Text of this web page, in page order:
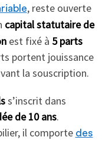
, reste ouverte
capital statutaire de
est fixé à 5 parts
portent jouissance
la souscription.
s’inscrit dans
de 10 ans.
il comporte des